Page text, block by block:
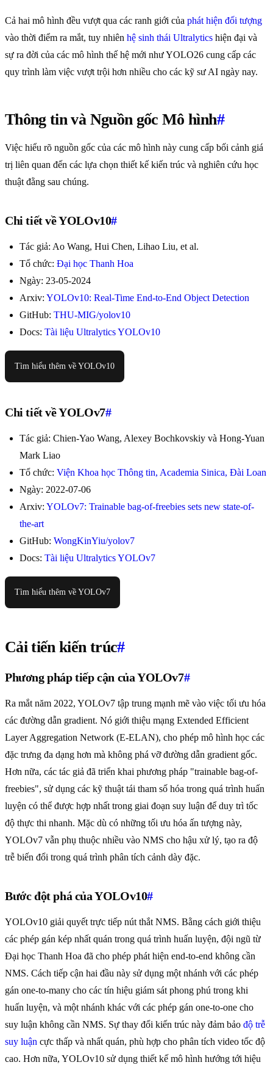
Cả hai mô hình đều vượt qua các ranh giới của phát hiện đối tượng
vào thời điểm ra mắt, tuy nhiên hệ sinh thái Ultralytics hiện đại và
sự ra đời của các mô hình thế hệ mới như YOLO26 cung cấp các
quy trình làm việc vượt trội hơn nhiều cho các kỹ sư AI ngày nay.
Thông tin và Nguồn gốc Mô hình#
Việc hiểu rõ nguồn gốc của các mô hình này cung cấp bối cảnh giá
trị liên quan đến các lựa chọn thiết kế kiến trúc và nghiên cứu học
thuật đằng sau chúng.
Chi tiết về YOLOv10#
Tác giả: Ao Wang, Hui Chen, Lihao Liu, et al.
Tổ chức: Đại học Thanh Hoa
Ngày: 23-05-2024
Arxiv: YOLOv10: Real-Time End-to-End Object Detection
GitHub: THU-MIG/yolov10
Docs: Tài liệu Ultralytics YOLOv10
Tìm hiểu thêm về YOLOv10
Chi tiết về YOLOv7#
Tác giả: Chien-Yao Wang, Alexey Bochkovskiy và Hong-Yuan
Mark Liao
Tổ chức: Viện Khoa học Thông tin, Academia Sinica, Đài Loan
Ngày: 2022-07-06
Arxiv: YOLOv7: Trainable bag-of-freebies sets new state-of-
the-art
GitHub: WongKinYiu/yolov7
Docs: Tài liệu Ultralytics YOLOv7
Tìm hiểu thêm về YOLOv7
Cải tiến kiến trúc#
Phương pháp tiếp cận của YOLOv7#
Ra mắt năm 2022, YOLOv7 tập trung mạnh mẽ vào việc tối ưu hóa
các đường dẫn gradient. Nó giới thiệu mạng Extended Efficient
Layer Aggregation Network (E-ELAN), cho phép mô hình học các
đặc trưng đa dạng hơn mà không phá vỡ đường dẫn gradient gốc.
Hơn nữa, các tác giả đã triển khai phương pháp "trainable bag-of-
freebies", sử dụng các kỹ thuật tái tham số hóa trong quá trình huấn
luyện có thể được hợp nhất trong giai đoạn suy luận để duy trì tốc
độ thực thi nhanh. Mặc dù có những tối ưu hóa ấn tượng này,
YOLOv7 vẫn phụ thuộc nhiều vào NMS cho hậu xử lý, tạo ra độ
trễ biến đổi trong quá trình phân tích cảnh dày đặc.
Bước đột phá của YOLOv10#
YOLOv10 giải quyết trực tiếp nút thắt NMS. Bằng cách giới thiệu
các phép gán kép nhất quán trong quá trình huấn luyện, đội ngũ từ
Đại học Thanh Hoa đã cho phép phát hiện end-to-end không cần
NMS. Cách tiếp cận hai đầu này sử dụng một nhánh với các phép
gán one-to-many cho các tín hiệu giám sát phong phú trong khi
huấn luyện, và một nhánh khác với các phép gán one-to-one cho
suy luận không cần NMS. Sự thay đổi kiến trúc này đảm bảo độ trễ
suy luận cực thấp và nhất quán, phù hợp cho phân tích video tốc độ
cao. Hơn nữa, YOLOv10 sử dụng thiết kế mô hình hướng tới hiệu